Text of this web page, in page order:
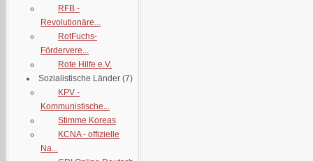
RFB -
Revolutionäre...
RotFuchs-
Fördervere...
Rote Hilfe e.V.
Sozialistische Länder (7)
KPV -
Kommunistische...
Stimme Koreas
KCNA - offizielle
Na...